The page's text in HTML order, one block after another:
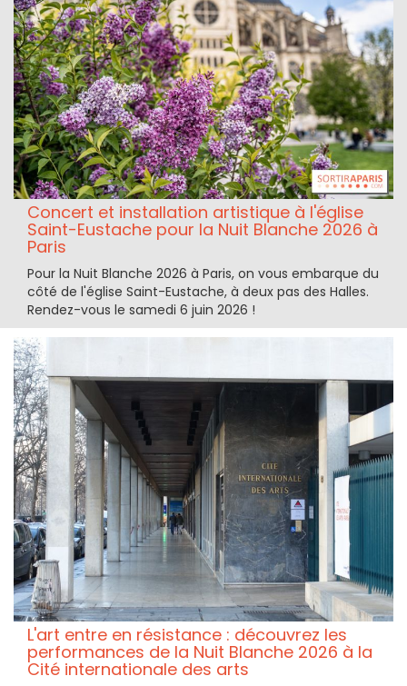
Concert et installation artistique à l'église
Saint-Eustache pour la Nuit Blanche 2026 à
Paris
Pour la Nuit Blanche 2026 à Paris, on vous embarque du
côté de l'église Saint-Eustache, à deux pas des Halles.
Rendez-vous le samedi 6 juin 2026 !
L'art entre en résistance : découvrez les
performances de la Nuit Blanche 2026 à la
Cité internationale des arts